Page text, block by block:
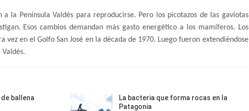
la Península Valdés para reproducirse. Pero los picotazos de las gaviotas
Esos cambios demandan más gasto energético a los mamíferos. Los
en el Golfo San José en la década de 1970. Luego fueron extendiéndose
ballena
La bacteria que forma rocas en la
Patagonia